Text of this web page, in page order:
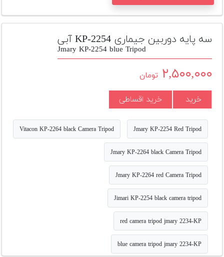
تجهیزات
پلاس
افزودن
محصول
دوم
قیمت
دوربین
سه پایه دوربین جیماری KP-2254 آبی
Jmary KP-2254 blue Tripod
۲,۵۰۰,۰۰۰ تومان
خرید خرید اقساطی
Jmary KP-2254 Red Tripod
Vitacon KP-2264 black Camera Tripod
Jmary KP-2264 black Camera Tripod
Jmary KP-2264 red Camera Tripod
Jimari KP-2254 black camera tripod
red camera tripod jmary 2234-KP
blue camera tripod jmary 2234-KP